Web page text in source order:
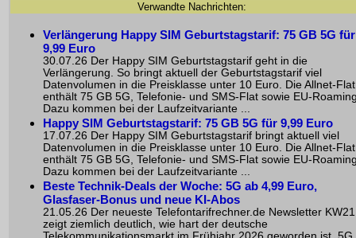
Verwandte Nachrichten:
Verlängerung Happy SIM Geburtstagstarif: 75 GB 5G für
9,99 Euro
30.07.26 Der Happy SIM Geburtstagstarif geht in die
Verlängerung. So bringt aktuell der Geburtstagstarif viel
Datenvolumen in die Preisklasse unter 10 Euro. Die Allnet-Flat
enthält 75 GB 5G, Telefonie- und SMS-Flat sowie EU-
Dazu kommen bei der Laufzeitvariante ...
Happy SIM Geburtstagstarif: 75 GB 5G für 9,99 Euro
17.07.26 Der Happy SIM Geburtstagstarif bringt aktuell viel
Datenvolumen in die Preisklasse unter 10 Euro. Die Allnet-Flat
enthält 75 GB 5G, Telefonie- und SMS-Flat sowie EU-
Dazu kommen bei der Laufzeitvariante ...
Beste Technik-Deals der Woche: 5G ab 4,99 Euro,
Glasfaser-Bonus und neue KI-Abos
21.05.26 Der neueste Telefontarifrechner.de Newsletter KW21
zeigt ziemlich deutlich, wie hart der deutsche